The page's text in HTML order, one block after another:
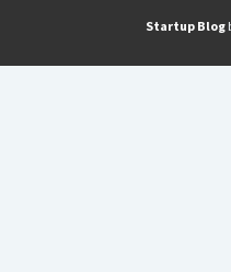
Startup Blog